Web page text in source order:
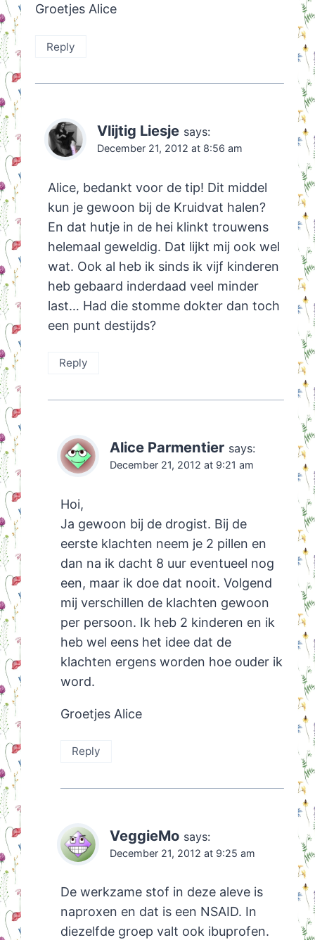
Groetjes Alice
Reply
Vlijtig Liesje says:
December 21, 2012 at 8:56 am
Alice, bedankt voor de tip! Dit middel
kun je gewoon bij de Kruidvat halen?
En dat hutje in de hei klinkt trouwens
helemaal geweldig. Dat lijkt mij ook wel
wat. Ook al heb ik sinds ik vijf kinderen
heb gebaard inderdaad veel minder
last… Had die stomme dokter dan toch
een punt destijds?
Reply
Alice Parmentier says:
December 21, 2012 at 9:21 am
Hoi,
Ja gewoon bij de drogist. Bij de
eerste klachten neem je 2 pillen en
dan na ik dacht 8 uur eventueel nog
een, maar ik doe dat nooit. Volgend
mij verschillen de klachten gewoon
per persoon. Ik heb 2 kinderen en ik
heb wel eens het idee dat de
klachten ergens worden hoe ouder ik
word.
Groetjes Alice
Reply
VeggieMo says:
December 21, 2012 at 9:25 am
De werkzame stof in deze aleve is
naproxen en dat is een NSAID. In
diezelfde groep valt ook ibuprofen.